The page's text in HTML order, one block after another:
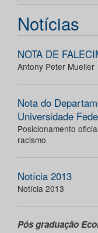
Notícias
NOTA DE
Antony Peter Mueller
Nota do
Universidade
Posicionamento
racismo
Notícia 2013
Notícia 2013
Pós graduação